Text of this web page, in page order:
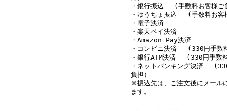
・銀行振込 (手数料お客様ご
・ゆうちょ振込 (手数料お客
・電子決済
・楽天ペイ決済
・Amazon Pay決済
・コンビニ決済 (330円手数
・銀行ATM決済 (330円手数
・ネットバンキング決済
負担）
※振込先は、ご注文後にメール
ます。